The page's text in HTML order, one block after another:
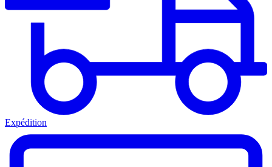
Expédition